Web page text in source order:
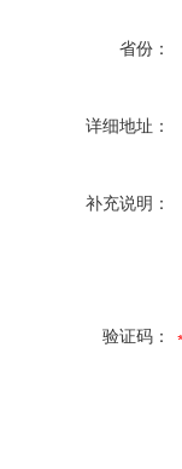
省份：
详细地址：
补充说明：
验证码：